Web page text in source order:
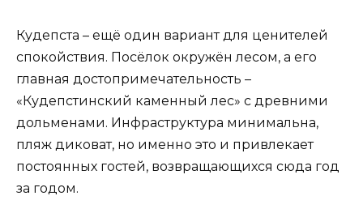
Кудепста – ещё один вариант для ценителей
спокойствия. Посёлок окружён лесом, а его
главная достопримечательность –
«Кудепстинский каменный лес» с древними
дольменами. Инфраструктура минимальна,
пляж диковат, но именно это и привлекает
постоянных гостей, возвращающихся сюда год
за годом.